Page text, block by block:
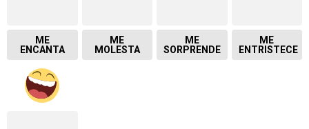
ME
ENCANTA
ME
MOLESTA
ME
SORPRENDE
ME
ENTRISTECE